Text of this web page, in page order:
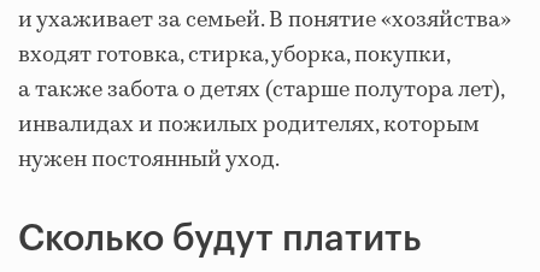
и ухаживает за семьей. В понятие «хозяйства»
входят готовка, стирка, уборка, покупки,
а также забота о детях (старше полутора лет),
инвалидах и пожилых родителях, которым
нужен постоянный уход.
Сколько будут платить